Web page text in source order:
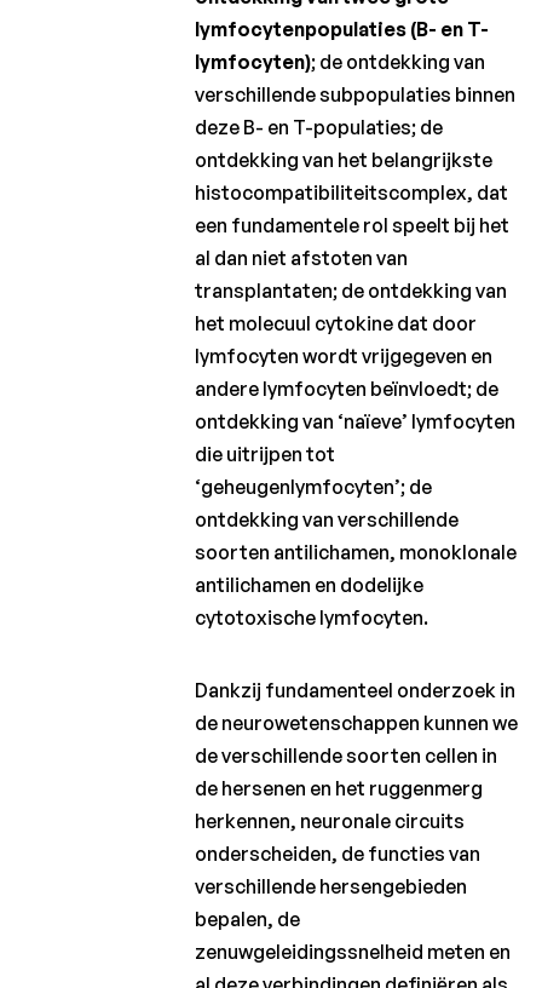
lymfocytenpopulaties (B- en T-
lymfocyten); de ontdekking van
verschillende subpopulaties binnen
deze B- en T-populaties; de
ontdekking van het belangrijkste
histocompatibiliteitscomplex, dat
een fundamentele rol speelt bij het
al dan niet afstoten van
transplantaten; de ontdekking van
het molecuul cytokine dat door
lymfocyten wordt vrijgegeven en
andere lymfocyten beïnvloedt; de
ontdekking van ‘naïeve’ lymfocyten
die uitrijpen tot
‘geheugenlymfocyten’; de
ontdekking van verschillende
soorten antilichamen, monoklonale
antilichamen en dodelijke
cytotoxische lymfocyten.
Dankzij fundamenteel onderzoek in
de neurowetenschappen kunnen we
de verschillende soorten cellen in
de hersenen en het ruggenmerg
herkennen, neuronale circuits
onderscheiden, de functies van
verschillende hersengebieden
bepalen, de
zenuwgeleidingssnelheid meten en